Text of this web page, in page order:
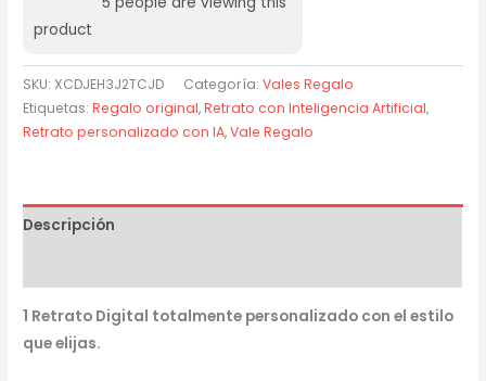
product
SKU: XCDJEH3J2TCJD Categoría:Vales Regalo
Etiquetas:Regalo original,Retrato con Inteligencia Artificial,
Retrato personalizado con IA,Vale Regalo
Descripción
1 Retrato Digital totalmente personalizado con el estilo
que elijas.